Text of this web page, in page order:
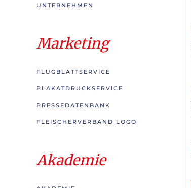
UNTERNEHMEN
Marketing
FLUGBLATTSERVICE
PLAKATDRUCKSERVICE
PRESSEDATENBANK
FLEISCHERVERBAND LOGO
Akademie